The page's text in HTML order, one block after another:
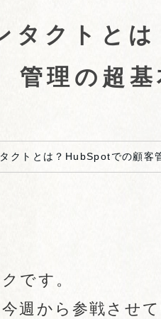
クトと
管理の超基
クトとは？HubSpotでの顧客
です。
週から参戦させて